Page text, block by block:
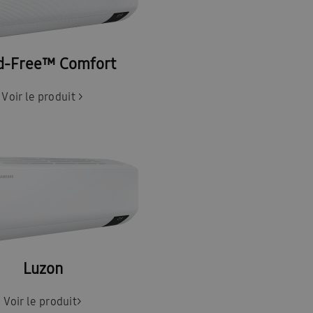
Free™ Comfort
Voir le produit>
Luzon
Voir le produit>